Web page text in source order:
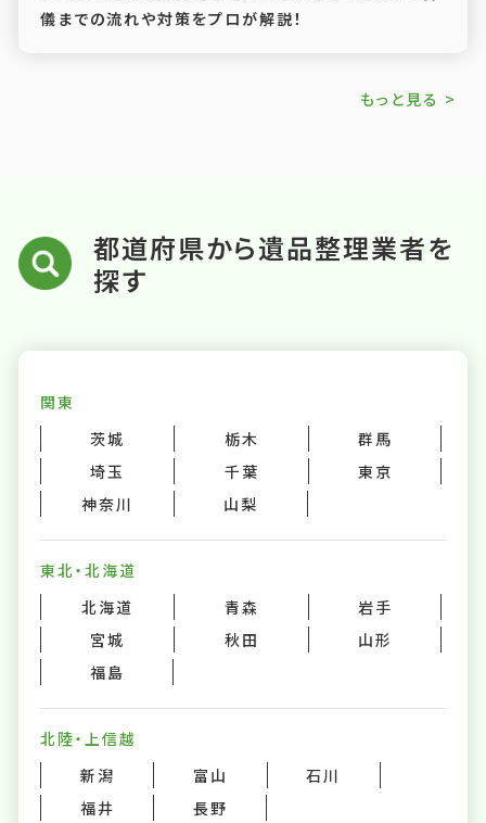
儀までの流れや対策をプロが解説！
もっと見る >
都道府県から遺品整理業者を
探す
関東
茨城
栃木
群馬
埼玉
千葉
東京
神奈川
山梨
東北・北海道
北海道
青森
岩手
宮城
秋田
山形
福島
北陸・上信越
新潟
富山
石川
福井
長野